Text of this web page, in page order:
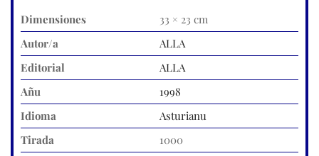
Dimensiones
33 × 23 cm
Autor/a
ALLA
Editorial
ALLA
Añu
1998
Idioma
Asturianu
Tirada
1000